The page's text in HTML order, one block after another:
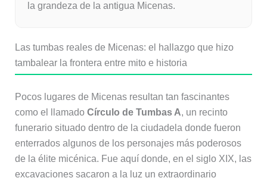
la grandeza de la antigua Micenas.
Las tumbas reales de Micenas: el hallazgo que hizo
tambalear la frontera entre mito e historia
Pocos lugares de Micenas resultan tan fascinantes
como el llamado Círculo de Tumbas A, un recinto
funerario situado dentro de la ciudadela donde fueron
enterrados algunos de los personajes más poderosos
de la élite micénica. Fue aquí donde, en el siglo XIX, las
excavaciones sacaron a la luz un extraordinario